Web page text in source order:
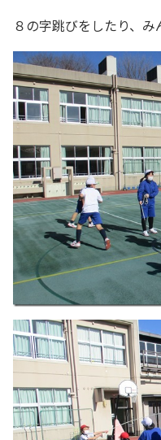
８の字跳びをしたり、み